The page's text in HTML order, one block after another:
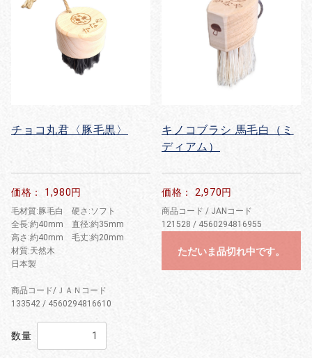
チョコ丸君〈豚毛黒〉
価格： 1,980円
毛材質:豚毛白 硬さ:ソフト
全長:約40mm 直径:約35mm
高さ:約40mm 毛丈:約20mm
材質:天然木
日本製
商品コード/ＪＡＮコード
133542 / 4560294816610
数量
キノコブラシ 馬毛白（ミ
ディアム）
価格： 2,970円
商品コード / JANコード
121528 / 4560294816955
ただいま品切れ中です。